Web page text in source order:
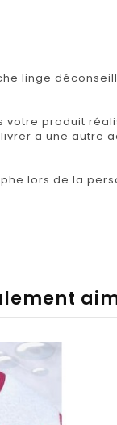
linge
votre produit
a une autre
lors de la